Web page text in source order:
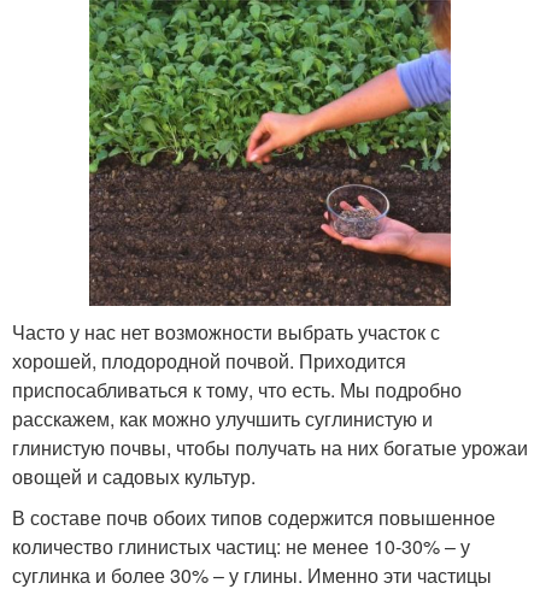
Часто у нас нет возможности выбрать участок с
хорошей, плодородной почвой. Приходится
приспосабливаться к тому, что есть. Мы подробно
расскажем, как можно улучшить суглинистую и
глинистую почвы, чтобы получать на них богатые урожаи
овощей и садовых культур.
В составе почв обоих типов содержится повышенное
количество глинистых частиц: не менее 10-30% – у
суглинка и более 30% – у глины. Именно эти частицы